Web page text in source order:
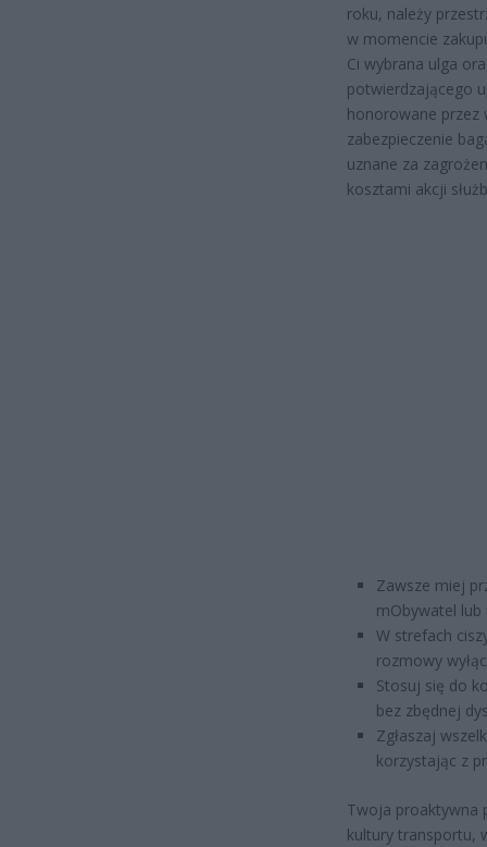
roku, należy
w momencie
Ci wybrana ulga
potwierdzającego
honorowane przez
zabezpieczenie
uznane za
kosztami akcji
Zawsze miej
mObywatel
W strefach
rozmowy
Stosuj się do
bez zbędnej
Zgłaszaj
korzystając z
Twoja proaktywna
kultury transportu,